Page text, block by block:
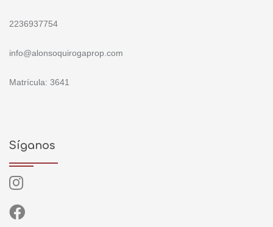
2236937754
info@alonsoquirogaprop.com
Matrícula: 3641
Síganos